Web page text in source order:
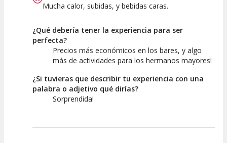
Mucha calor, subidas, y bebidas caras.
¿Qué debería tener la experiencia para ser
perfecta?
Precios más económicos en los bares, y algo
más de actividades para los hermanos mayores!
¿Si tuvieras que describir tu experiencia con una
palabra o adjetivo qué dirías?
Sorprendida!